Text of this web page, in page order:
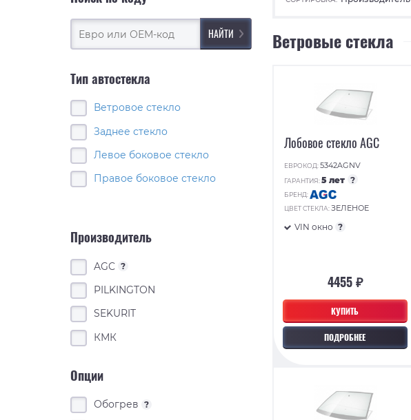
Тип автостекла
Ветровое стекло
Заднее стекло
Левое боковое стекло
Правое боковое стекло
Производитель
AGC ?
PILKINGTON
SEKURIT
КМК
Опции
Обогрев ?
Ветровые стекла
КУПИТЬ
ПОДРОБНЕЕ
Лобовое стекло AGC
ЕВРОКОД:5342AGNV
ГАРАНТИЯ:5 лет ?
БРЕНД:
ЦВЕТ СТЕКЛА:ЗЕЛЕНОЕ
VIN окно ?
4455 ₽